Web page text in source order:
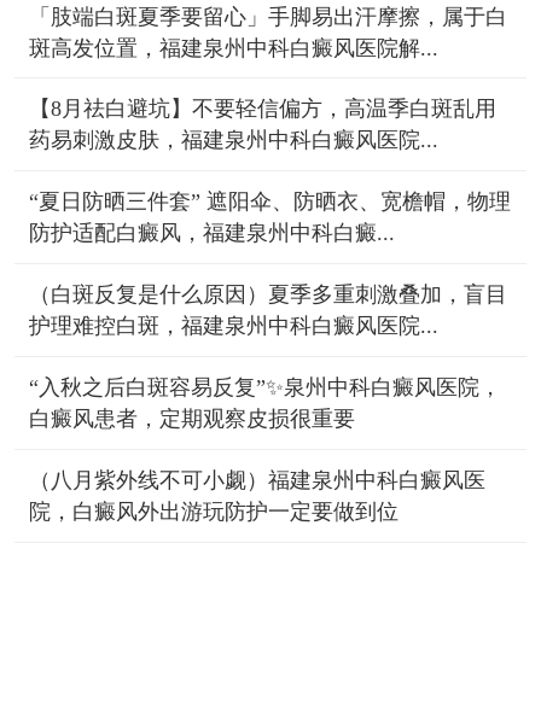
「肢端白斑夏季要留心」手脚易出汗摩擦，属于白
斑高发位置，福建泉州中科白癜风医院解...
【8月祛白避坑】不要轻信偏方，高温季白斑乱用
药易刺激皮肤，福建泉州中科白癜风医院...
“夏日防晒三件套” 遮阳伞、防晒衣、宽檐帽，物理
防护适配白癜风，福建泉州中科白癜...
（白斑反复是什么原因）夏季多重刺激叠加，盲目
护理难控白斑，福建泉州中科白癜风医院...
“入秋之后白斑容易反复”✨泉州中科白癜风医院，
白癜风患者，定期观察皮损很重要
（八月紫外线不可小觑）福建泉州中科白癜风医
院，白癜风外出游玩防护一定要做到位